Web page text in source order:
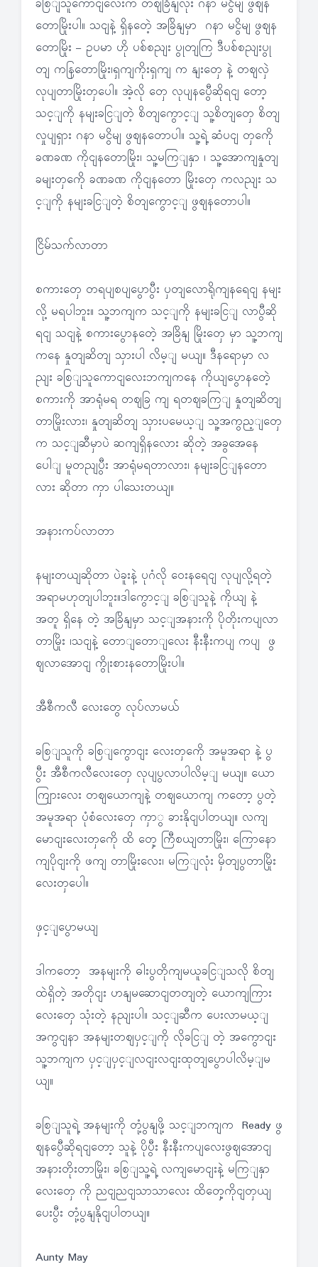
ခစြျသူကောငျလေးက တဈခြိနျလုံး ဂနာ မငွိမျ ဖွဈန
တောမြိုးပါ။ သငျနဲ့ ရှိနတေဲ့ အခြိနျမှာ ဂနာ မငွိမျ ဖွဈန
တောမြိုး – ဥပမာ ဟို ပစ်စညျး ပွုတျကြ ဒီပစ်စညျးပွု
တျ ကနြတောမြိုး၊ရှကျကိုးရှကျ က နျးတှေ နဲ့ တဈလှဲ
လုပျတာမြိုးတှပေါ။ အဲ့လို တှေ လုပျနပွေီဆိုရငျ တော့
သင့ျကို နမျးခငြျတဲ့ စိတျကွောင့ျ သူ့စိတျတှေ စိတျ
လှုပျရှား ဂနာ မငွိမျ ဖွဈနတောပါ။ သူ့ရဲ့ ဆံပငျ တှကေို
ခဏခဏ ကိုငျနတောမြိုး၊ သူ့မကြျနှာ ၊ သူ့အောကျနှုတျ
ခမျးတှကေို ခဏခဏ ကိုငျနတော မြိုးတှေ ကလညျး သ
င့ျကို နမျးခငြျတဲ့ စိတျကွောင့ျ ဖွဈနတောပါ။
ငြိမ်သက်လာတာ
စကားတှေ တရပျစပျပွောပွီး ပှတျလောရိုကျနရေငျ နမျး
လို့ မရပါဘူး။ သူ့ဘကျက သင့ျကို နမျးခငြျ လာပွီဆို
ရငျ သငျနဲ့ စကားပွောနတေဲ့ အခြိနျ မြိုးတှေ မှာ သူ့ဘကျ
ကနေ နှုတျဆိတျ သှားပါ လိမ့ျ မယျ။ ဒီနရောမှာ လ
ညျး ခစြျသူကောငျလေးဘကျကနေ ကိုယျပွောနတေဲ့
စကားကို အာရုံမရ တဈခြ ကျ ရတဈခကြျ နှုတျဆိတျ
တာမြိုးလား၊ နှုတျဆိတျ သှားပမေယ့ျ သူ့အကွည့ျတှေ
က သင့ျဆီမှာပဲ ဆကျရှိနလေား ဆိုတဲ့ အခွအေနေ
ပေါျ မူတညျပွီး အာရုံမရတာလား၊ နမျးခငြျနတော
လား ဆိုတာ ကှာ ပါသေးတယျ။
အနားကပ်လာတာ
နမျးတယျဆိုတာ ပဲခူးနဲ့ ပုဂံလို ဝေးနရေငျ လုပျလို့ရတဲ့
အရာမဟုတျပါဘူး။ဒါကွောင့ျ ခစြျသူနဲ့ ကိုယျ နဲ့
အတူ ရှိနေ တဲ့ အခြိနျမှာ သင့ျအနားကို ပိုတိုးကပျလာ
တာမြိုး ၊သငျနဲ့ တောျတောျလေး နီးနီးကပျ ကပျ ဖွ
ဈလာအောငျ ကွိုးစားနတောမြိုးပါ။
အီစီကလီ လေးတွေ လုပ်လာမယ်
ခစြျသူကို ခစြျကွောငျး လေးတှကေို အမူအရာ နဲ့ ပွ
ပွီး အီစီကလီလေးတှေ လုပျပွလာပါလိမ့ျ မယျ။ ယော
ကျြားလေး တဈယောကျနဲ့ တဈယောကျ ကတော့ ပွတဲ့
အမူအရာ ပုံစံလေးတှေ ကှာွ ခားနိုငျပါတယျ။ လကျ
မောငျးလေးတှကေို ထိ တှေ့ ကြီစယျတာမြိုး၊ ကြောနော
ကျပိုငျးကို ဖကျ တာမြိုးလေး၊ မကြျလုံး မှိတျပွတာမြိုး
လေးတှပေါ။
ဖှင့ျပွောမယျ
ဒါကတော့ အနမျးကို ဓါးပွတိုကျမယူခငြျသလို စိတျ
ထဲရှိတဲ့ အတိုငျး ဟနျမဆောငျတတျတဲ့ ယောကျကြား
လေးတှေ သုံးတဲ့ နညျးပါ။ သင့ျဆီက ပေးလာမယ့ျ
အကွငျနာ အနမျးတဈပှင့ျကို လိုခငြျ တဲ့ အကွောငျး
သူ့ဘကျက ပှင့ျပှင့ျလငျးလငျးထုတျပွောပါလိမ့ျမ
ယျ။
ခစြျသူရဲ့ အနမျးကို တုံ့ပွနျဖို့ သင့ျဘကျက Ready ဖွ
ဈနပွေီဆိုရငျတော့ သူနဲ့ ပိုပွီး နီးနီးကပျလေးဖွဈအောငျ
အနားတိုးတာမြိုး၊ ခစြျသူ့ရဲ့ လကျမောငျးနဲ့ မကြျနှာ
လေးတှေ ကို ညငျညငျသာသာလေး ထိတှေ့ကိုငျတှယျ
ပေးပွီး တုံ့ပွနျနိုငျပါတယျ။
Aunty May